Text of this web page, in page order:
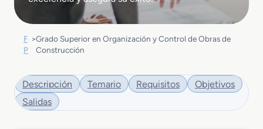
F
P
>Grado Superior en Organización y Control de Obras de
Construcción
Descripción Temario Requisitos
Objetivos
Salidas